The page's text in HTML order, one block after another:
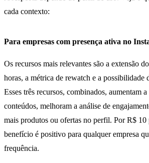
cada contexto:
Para empresas com presença ativa no
Os recursos mais relevantes são a extensão
horas, a métrica de rewatch e a possibilidade
Esses três recursos, combinados, aumentam
conteúdos, melhoram a análise de
mais produtos ou ofertas no perfil. Por R$ 10
benefício é positivo para qualquer empresa
frequência.